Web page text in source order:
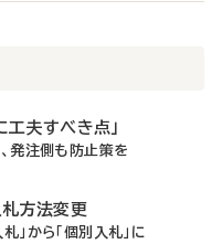
工夫すべき点」
発注側も防止策を
方法変更
」から「個別入札」に